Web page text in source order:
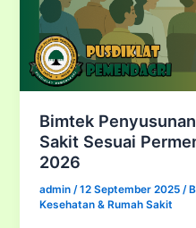
Bimtek
Sakit Sesuai
2026
admin/12 September 2025/
Kesehatan & Rumah Sakit